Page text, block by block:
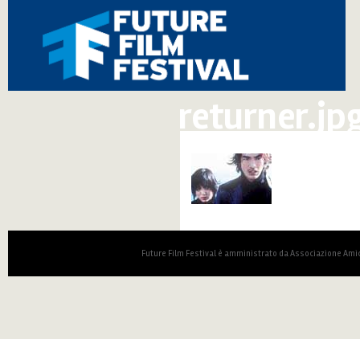
Future Film Festival è amministrato da Associazione